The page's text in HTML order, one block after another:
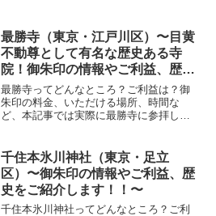
最勝寺（東京・江戸川区）〜目黄
不動尊として有名な歴史ある寺
院！御朱印の情報やご利益、歴史
をご紹介します！〜
最勝寺ってどんなところ？ご利益は？御
朱印の料金、いただける場所、時間な
ど、本記事では実際に最勝寺に参拝して
は、通称「目黄不動」と呼ばれる江戸府
内五色不動の一つで、慈覚大...
千住本氷川神社（東京・足立
区）〜御朱印の情報やご利益、歴
史をご紹介します！！〜
千住本氷川神社ってどんなところ？ご利